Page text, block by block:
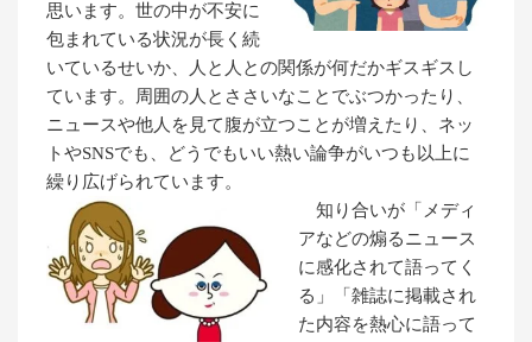
思います。世の中が不安に
包まれている状況が長く続
いているせいか、人と人との関係が何だかギスギスし
ています。周囲の人とささいなことでぶつかったり、
ニュースや他人を見て腹が立つことが増えたり、ネッ
トやSNSでも、どうでもいい熱い論争がいつも以上に
繰り広げられています。
知り合いが「メディ
アなどの煽るニュース
に感化されて語ってく
る」「雑誌に掲載され
た内容を熱心に語って